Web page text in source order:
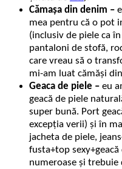
Cămașa din denim –
mea pentru că o pot
(inclusiv de piele ca
pantaloni de stofă,
care vreau să o
mi-am luat cămăși
Geaca de piele – eu
geacă de piele
super bună. Port
excepția verii) și în
jacheta de piele,
fusta+top
numeroase și